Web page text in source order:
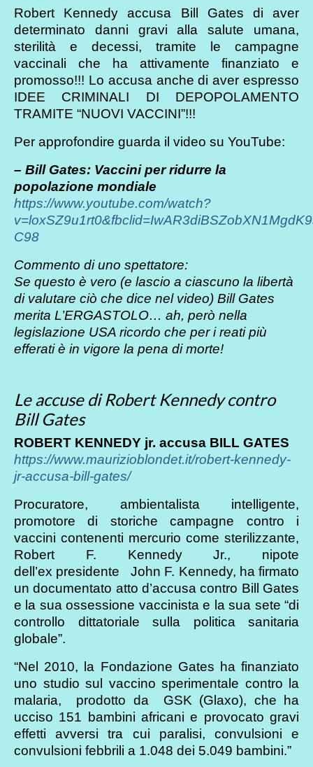
Robert Kennedy accusa Bill Gates di aver
determinato danni gravi alla salute umana,
sterilità e decessi, tramite le campagne
vaccinali che ha attivamente finanziato e
promosso!!! Lo accusa anche di aver espresso
IDEE CRIMINALI DI DEPOPOLAMENTO
TRAMITE “NUOVI VACCINI”!!!
Per approfondire guarda il video su YouTube:
– Bill Gates: Vaccini per ridurre la
popolazione mondiale
https://www.youtube.com/watch?
C98
Commento di uno spettatore:
Se questo è vero (e lascio a ciascuno la libertà
di valutare ciò che dice nel video) Bill Gates
merita L’ERGASTOLO… ah, però nella
legislazione USA ricordo che per i reati più
efferati è in vigore la pena di morte!
Le accuse di Robert Kennedy contro
Bill Gates
ROBERT KENNEDY jr. accusa BILL GATES
https://www.maurizioblondet.it/robert-kennedy-
jr-accusa-bill-gates/
Procuratore, ambientalista intelligente,
promotore di storiche campagne contro i
vaccini contenenti mercurio come sterilizzante,
Robert F. Kennedy Jr., nipote
dell’ex presidente John F. Kennedy, ha firmato
un documentato atto d’accusa contro Bill Gates
e la sua ossessione vaccinista e la sua sete “di
controllo dittatoriale sulla politica sanitaria
globale”.
“Nel 2010, la Fondazione Gates ha finanziato
uno studio sul vaccino sperimentale contro la
malaria, prodotto da GSK (Glaxo), che ha
ucciso 151 bambini africani e provocato gravi
effetti avversi tra cui paralisi, convulsioni e
convulsioni febbrili a 1.048 dei 5.049 bambini.”